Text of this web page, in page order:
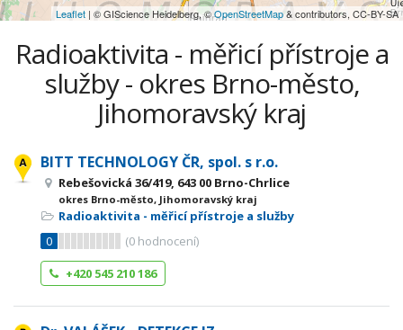
Leaflet | © GIScience Heidelberg, ©OpenStreetMap& contributors, CC-BY-SA
Radioaktivita - měřicí přístroje a
služby - okres Brno-město,
Jihomoravský kraj
BITT TECHNOLOGY ČR, spol. s r.o.
Rebešovická 36/419, 643 00 Brno-Chrlice
okres Brno-město, Jihomoravský kraj
Radioaktivita - měřicí přístroje a služby
0
(0 hodnocení)
+420 545 210 186